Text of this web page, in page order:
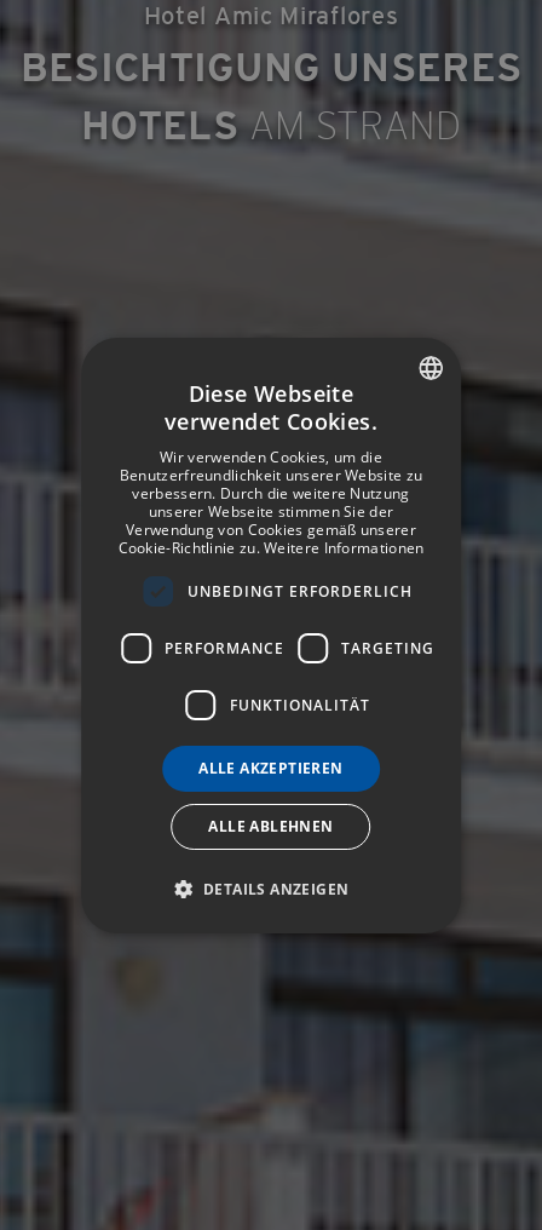
Hotel Amic Miraflores
BESICHTIGUNG UNSERES
HOTELSAM STRAND
SPANISH
ENGLISH
GERMAN
FRENCH
ITALIAN
Diese Webseite
verwendet Cookies.
Wir verwenden Cookies, um die
Benutzerfreundlichkeit unserer Website zu
verbessern. Durch die weitere Nutzung
unserer Webseite stimmen Sie der
Verwendung von Cookies gemäß unserer
Cookie-Richtlinie zu.Weitere Informationen
UNBEDINGT ERFORDERLICH
PERFORMANCE TARGETING
FUNKTIONALITÄT
ALLE AKZEPTIEREN
ALLE ABLEHNEN
DETAILS ANZEIGEN